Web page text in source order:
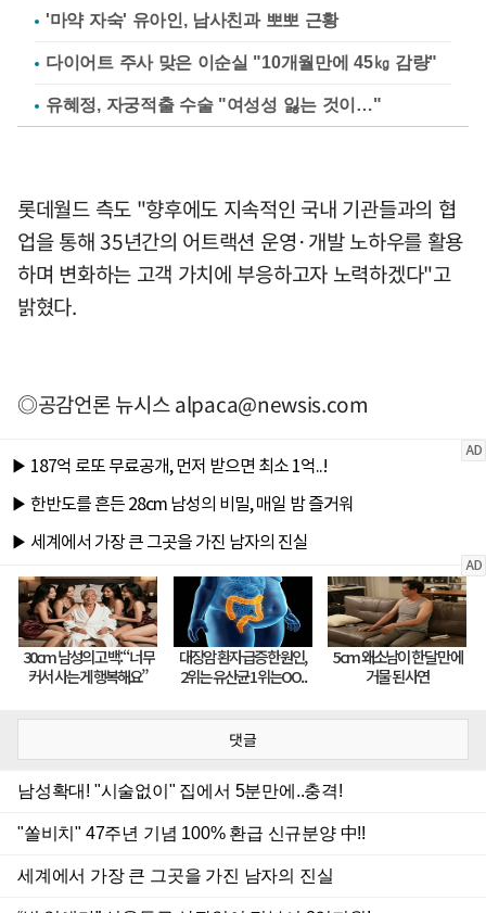
'마약 자숙' 유아인, 남사친과 뽀뽀 근황
다이어트 주사 맞은 이순실 "10개월만에 45㎏ 감량"
유혜정, 자궁적출 수술 "여성성 잃는 것이…"
롯데월드 측도 "향후에도 지속적인 국내 기관들과의 협
업을 통해 35년간의 어트랙션 운영·개발 노하우를 활용
하며 변화하는 고객 가치에 부응하고자 노력하겠다"고
밝혔다.
◎공감언론 뉴시스alpaca@newsis.com
댓글